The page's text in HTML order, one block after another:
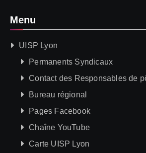
Menu
UISP Lyon
Permanents Syndicaux
Contact des Responsables de
Bureau régional
Pages Facebook
Chaîne YouTube
Carte UISP Lyon